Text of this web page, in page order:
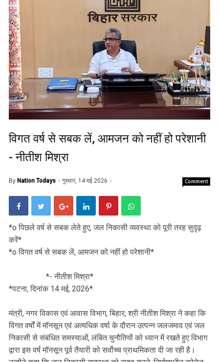
विगत वर्ष से सबक लें, आमजन को नहीं हो परेशानी
- नीतीश मिश्रा
By Nation Todays गुरुवार, 14 मई 2026 Comment
*o पिछले वर्ष से सबक लेते हुए, जल निकासी व्यवस्था को पूरी तरह सुदृढ़
करें*
*o विगत वर्ष से सबक लें, आमजन को नहीं हो परेशानी*
*- नीतीश मिश्रा*
*पटना, दिनांक 14 मई, 2026*
मंत्री, नगर विकास एवं आवास विभाग, बिहार, श्री नीतीश मिश्रा ने कहा कि
विगत वर्षों में मॉनसून एवं अत्यधिक वर्षा के दौरान उत्पन्न जलजमाव एवं जल
निकासी से संबंधित समस्याओं, लंबित चुनौतियों को ध्यान में रखते हुए विभाग
द्वारा इस वर्ष मॉनसून पूर्व तैयारी को सर्वोच्च प्राथमिकता दी जा रही है।